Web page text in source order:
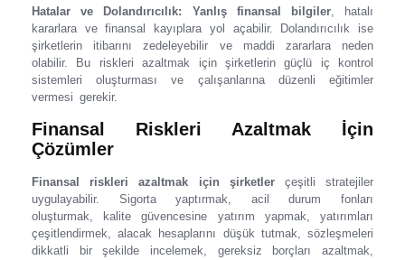
Hatalar ve Dolandırıcılık: Yanlış finansal bilgiler, hatalı
kararlara ve finansal kayıplara yol açabilir. Dolandırıcılık ise
şirketlerin itibarını zedeleyebilir ve maddi zararlara neden
olabilir. Bu riskleri azaltmak için şirketlerin güçlü iç kontrol
sistemleri oluşturması ve çalışanlarına düzenli eğitimler
vermesi gerekir.
Finansal Riskleri Azaltmak İçin
Çözümler
Finansal riskleri azaltmak için şirketlerçeşitli stratejiler
uygulayabilir. Sigorta yaptırmak, acil durum fonları
oluşturmak, kalite güvencesine yatırım yapmak, yatırımları
çeşitlendirmek, alacak hesaplarını düşük tutmak, sözleşmeleri
dikkatli bir şekilde incelemek, gereksiz borçları azaltmak,